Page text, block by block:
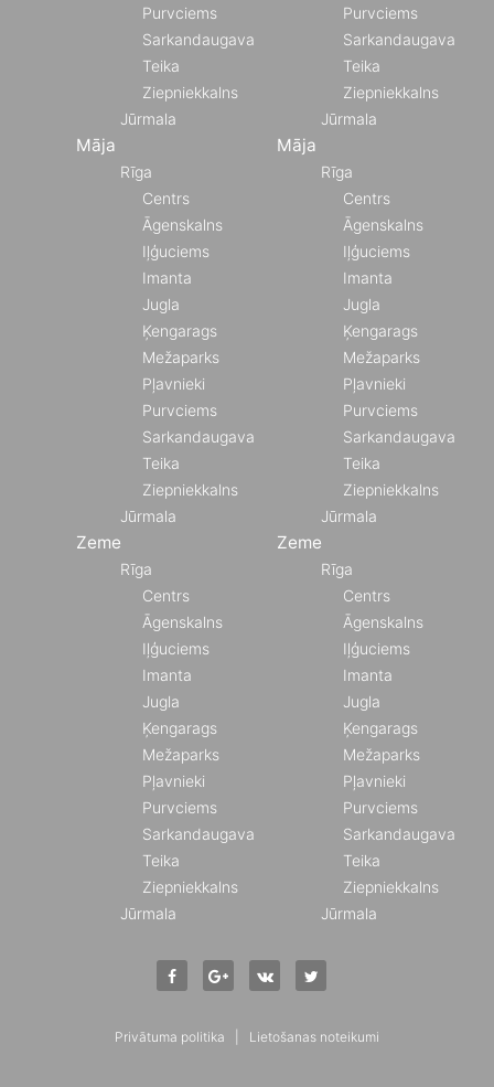
Purvciems
Sarkandaugava
Teika
Ziepniekkalns
Jūrmala
Māja
Rīga
Centrs
Āgenskalns
Iļģuciems
Imanta
Jugla
Ķengarags
Mežaparks
Pļavnieki
Purvciems
Sarkandaugava
Teika
Ziepniekkalns
Jūrmala
Zeme
Rīga
Centrs
Āgenskalns
Iļģuciems
Imanta
Jugla
Ķengarags
Mežaparks
Pļavnieki
Purvciems
Sarkandaugava
Teika
Ziepniekkalns
Jūrmala
Purvciems
Sarkandaugava
Teika
Ziepniekkalns
Jūrmala
Māja
Rīga
Centrs
Āgenskalns
Iļģuciems
Imanta
Jugla
Ķengarags
Mežaparks
Pļavnieki
Purvciems
Sarkandaugava
Teika
Ziepniekkalns
Jūrmala
Zeme
Rīga
Centrs
Āgenskalns
Iļģuciems
Imanta
Jugla
Ķengarags
Mežaparks
Pļavnieki
Purvciems
Sarkandaugava
Teika
Ziepniekkalns
Jūrmala
Privātuma politika Lietošanas noteikumi